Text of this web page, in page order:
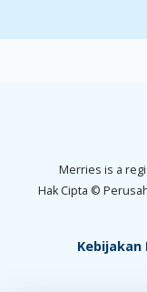
Merries is a
Hak Cipta ©
Kebijakan